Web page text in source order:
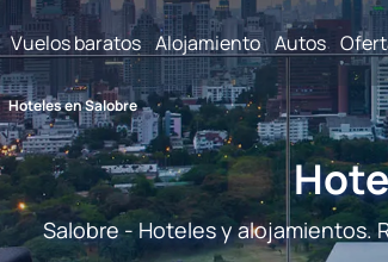
Vuelos baratos Alojamiento Autos
Hoteles en Salobre
Salobre - Hoteles y alojamientos.